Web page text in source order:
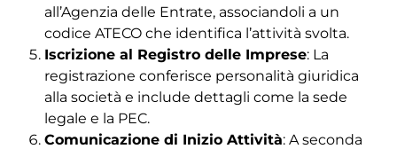
all’Agenzia delle Entrate, associandoli a un
codice ATECO che identifica l’attività svolta.
Iscrizione al Registro delle Imprese: La
registrazione conferisce personalità giuridica
alla società e include dettagli come la sede
legale e la PEC.
Comunicazione di Inizio Attività: A seconda